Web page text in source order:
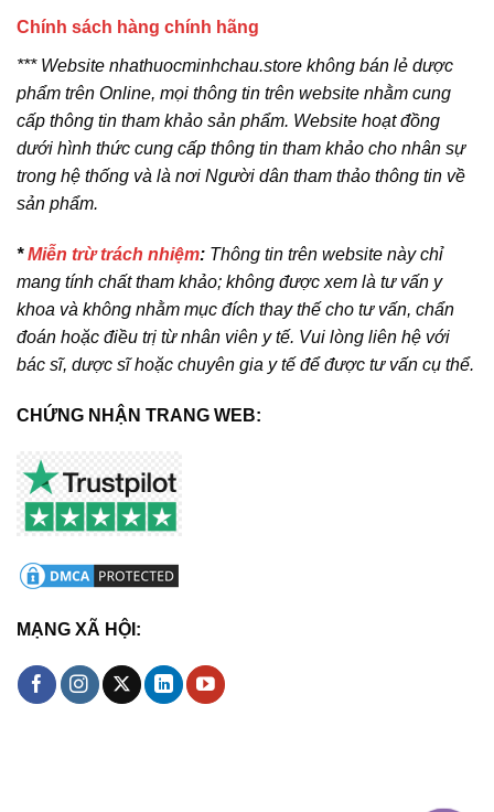
Chính sách hàng chính hãng
*** Website nhathuocminhchau.store không bán lẻ dược
phẩm trên Online, mọi thông tin trên website nhằm cung
cấp thông tin tham khảo sản phẩm. Website hoạt đồng
dưới hình thức cung cấp thông tin tham khảo cho nhân sự
trong hệ thống và là nơi Người dân tham thảo thông tin về
sản phẩm.
*Miễn trừ trách nhiệm: Thông tin trên website này chỉ
mang tính chất tham khảo; không được xem là tư vấn y
khoa và không nhằm mục đích thay thế cho tư vấn, chẩn
đoán hoặc điều trị từ nhân viên y tế. Vui lòng liên hệ với
bác sĩ, dược sĩ hoặc chuyên gia y tế để được tư vấn cụ thể.
CHỨNG NHẬN TRANG WEB:
MẠNG XÃ HỘI: